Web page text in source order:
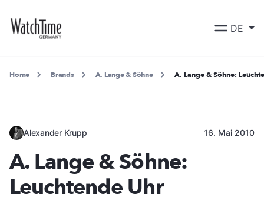
DE
Home Brands A. Lange & Söhne A. Lange & Söhne:
Alexander Krupp 16. Mai 2010
A. Lange & Söhne:
Leuchtende Uhr